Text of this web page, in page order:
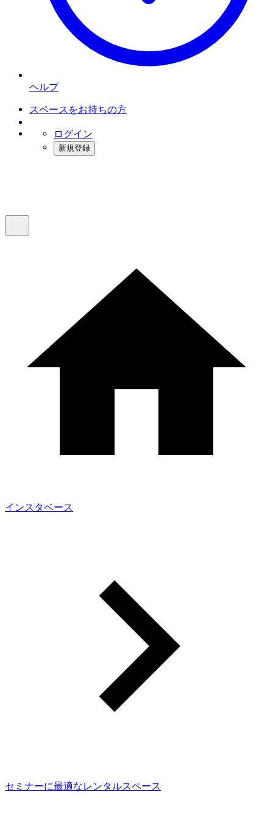
ヘルプ
スペースをお持ちの方
ログイン
新規登録
インスタベース
セミナーに最適なレンタルスペース